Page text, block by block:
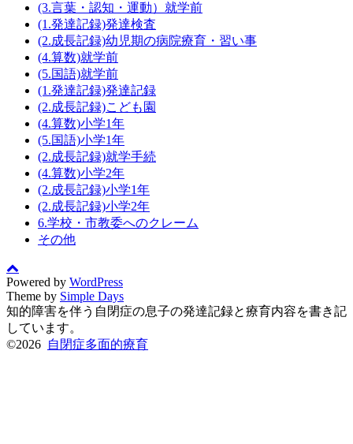
(3.言葉・認知・運動）就学前
(1.発達記録)発達検査
(2.成長記録)幼児期の病院療育・習い事
(4.算数)就学前
(5.国語)就学前
(1.発達記録)発達記録
(2.成長記録)こども園
(4.算数)小学1年
(5.国語)小学1年
(2.成長記録)就学手続
(4.算数)小学2年
(2.成長記録)小学1年
(2.成長記録)小学2年
6.学校・市教委へのクレーム
その他
Powered by WordPress
Theme by Simple Days
知的障害を伴う自閉症の息子の発達記録と療育内容を書き記
しています。
©2026 自閉症多面的療育